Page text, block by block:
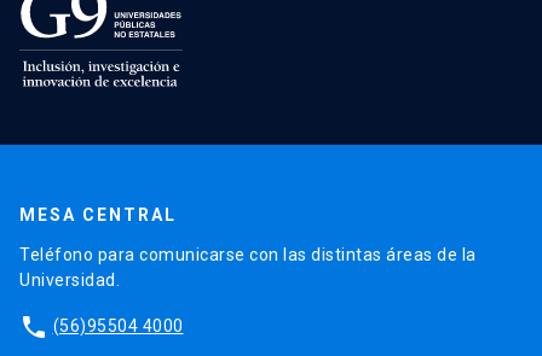
MESA CENTRAL
Teléfono para comunicarse con las distintas áreas de la
Universidad.
phone (56)95504 4000